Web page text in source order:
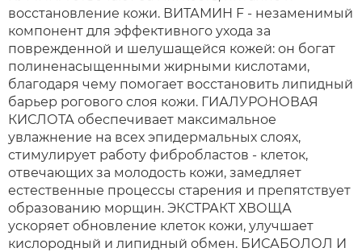
восстановление кожи. ВИТАМИН F - незаменимый
компонент для эффективного ухода за
поврежденной и шелушащейся кожей: он богат
полиненасыщенными жирными кислотами,
благодаря чему помогает восстановить липидный
барьер рогового слоя кожи. ГИАЛУРОНОВАЯ
КИСЛОТА обеспечивает максимальное
увлажнение на всех эпидермальных слоях,
стимулирует работу фибробластов - клеток,
отвечающих за молодость кожи, замедляет
естественные процессы старения и препятствует
образованию морщин. ЭКСТРАКТ ХВОЩА
ускоряет обновление клеток кожи, улучшает
кислородный и липидный обмен. БИСАБОЛОЛ И